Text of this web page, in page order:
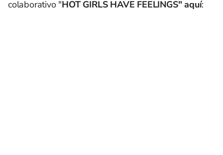
colaborativo "HOT GIRLS HAVE FEELINGS" aquí: